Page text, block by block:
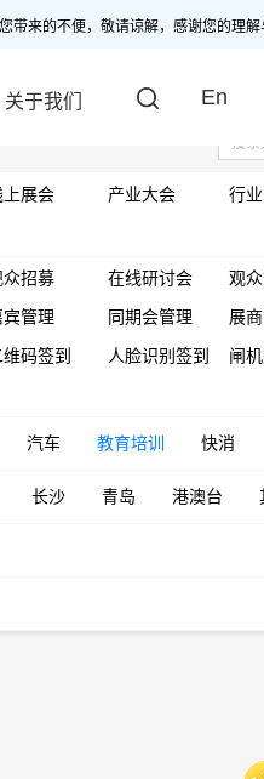
来的不便，敬请谅解，感谢您的理解
关于我们 En
上展会 产业大会 行
众招募 在线研讨会 观
宾管理 同期会管理 展
维码签到 人脸识别签到 闸
汽车 教育培训 快消
长沙 青岛 港澳台